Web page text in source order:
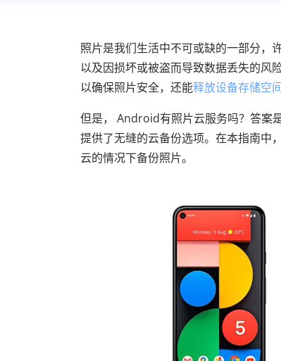
照片是我们生活中不可或缺的一部分，
以及因损坏或被盗而导致数据丢失的风
以确保照片安全，还能释放设备存储空
但是， Android有照片云服务吗？答
提供了无缝的云备份选项。在本指南中
云的情况下备份照片。